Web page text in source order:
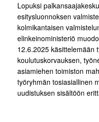
Lopuksi
esitysluonnoksen
kolmikantaisen
elinkeinoministeriö
12.6.2025 käsittelemään
koulutuskorvauksen,
asiamiehen toimiston
työryhmän tosiasiallinen
uudistuksen sisältöön